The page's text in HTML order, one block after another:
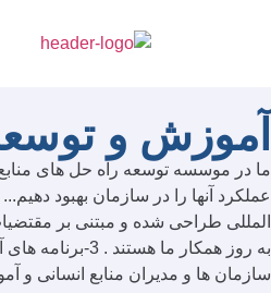
آموزش و
ما در موسسه توسعه راه حل های منابع
سازمان ها و مدیران منابع انسانی